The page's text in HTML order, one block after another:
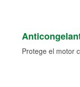
Protege el motor